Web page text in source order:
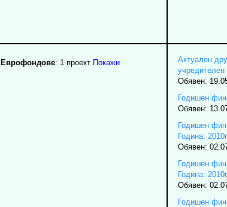
Еврофондове: 1 проект Покажи
Актуален
учредителен
Обявен:
Годишен
Обявен:
Годишен
Година: 2010г.
Обявен:
Годишен
Година: 2010г.
Обявен:
Годишен